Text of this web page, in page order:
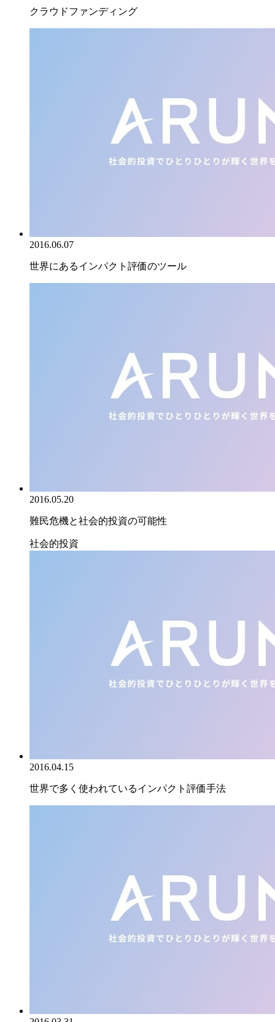
クラウドファンディング
2016.06.07
世界にあるインパクト評価のツール
2016.05.20
難民危機と社会的投資の可能性
社会的投資
2016.04.15
世界で多く使われているインパクト評価手法